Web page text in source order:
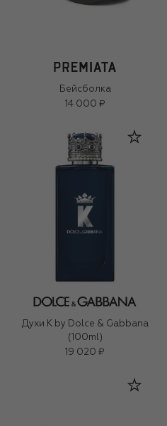
Бейсболка
14 000 ₽
Духи K by Dolce & Gabbana
(100ml)
19 020 ₽